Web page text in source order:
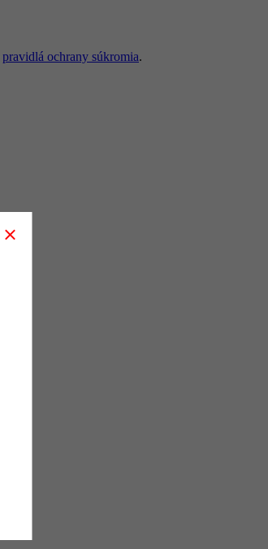
pravidlá ochrany súkromia.